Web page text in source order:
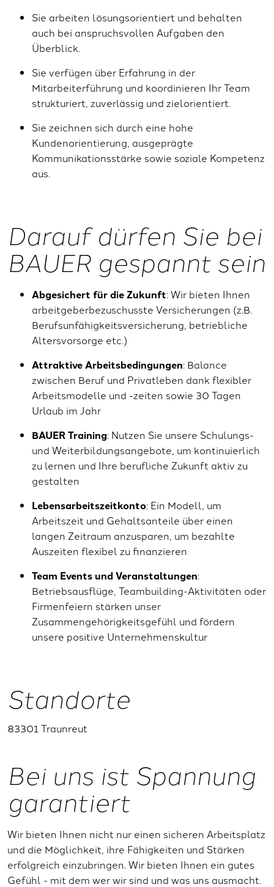
Sie arbeiten lösungsorientiert und behalten
auch bei anspruchsvollen Aufgaben den
Überblick.
Sie verfügen über Erfahrung in der
Mitarbeiterführung und koordinieren Ihr Team
strukturiert, zuverlässig und zielorientiert.
Sie zeichnen sich durch eine hohe
Kundenorientierung, ausgeprägte
Kommunikationsstärke sowie soziale Kompetenz
aus.
Darauf dürfen Sie bei
BAUER gespannt sein
Abgesichert für die Zukunft: Wir bieten Ihnen
arbeitgeberbezuschusste Versicherungen (z.B.
Berufsunfähigkeitsversicherung, betriebliche
Altersvorsorge etc.)
Attraktive Arbeitsbedingungen: Balance
zwischen Beruf und Privatleben dank flexibler
Arbeitsmodelle und -zeiten sowie 30 Tagen
Urlaub im Jahr
BAUER Training: Nutzen Sie unsere Schulungs-
und Weiterbildungsangebote, um kontinuierlich
zu lernen und Ihre berufliche Zukunft aktiv zu
gestalten
Lebensarbeitszeitkonto: Ein Modell, um
Arbeitszeit und Gehaltsanteile über einen
langen Zeitraum anzusparen, um bezahlte
Auszeiten flexibel zu finanzieren
Team Events und Veranstaltungen:
Betriebsausflüge, Teambuilding-Aktivitäten oder
Firmenfeiern stärken unser
Zusammengehörigkeitsgefühl und fördern
unsere positive Unternehmenskultur
Standorte
83301 Traunreut
Bei uns ist Spannung
garantiert
Wir bieten Ihnen nicht nur einen sicheren Arbeitsplatz
und die Möglichkeit, ihre Fähigkeiten und Stärken
erfolgreich einzubringen. Wir bieten Ihnen ein gutes
Gefühl - mit dem wer wir sind und was uns ausmacht.